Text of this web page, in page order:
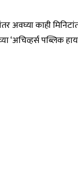
अवघ्या काही
‘अचिव्हर्स